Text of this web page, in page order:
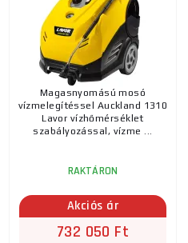
Magasnyomású mosó
vízmelegítéssel Auckland 1310
Lavor vízhőmérséklet
szabályozással, vízme ...
RAKTÁRON
Akciós ár
732 050 Ft